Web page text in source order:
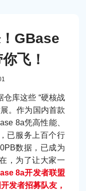
GBase
飞！
库这些 “硬核战
。作为国内首款
8a凭高性能、
已服务上百个行
数据，已成为
，为了让大家一
8a开发者联盟
发者招募队友，